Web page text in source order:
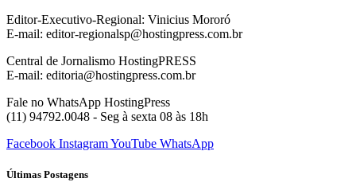
Editor-Executivo-Regional: Vinicius Mororó
E-mail: editor-regionalsp@hostingpress.com.br
Central de Jornalismo HostingPRESS
E-mail: editoria@hostingpress.com.br
Fale no WhatsApp HostingPress
(11) 94792.0048 - Seg à sexta 08 às 18h
Facebook InstagramYouTube WhatsApp
Últimas Postagens